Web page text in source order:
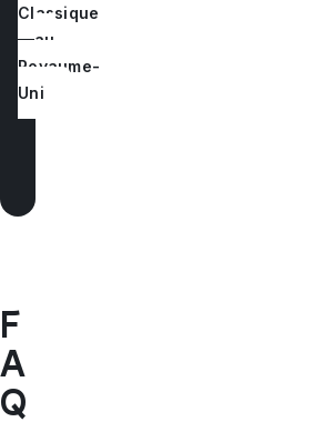
Classique
au
Royaume-
Uni
F
A
Q